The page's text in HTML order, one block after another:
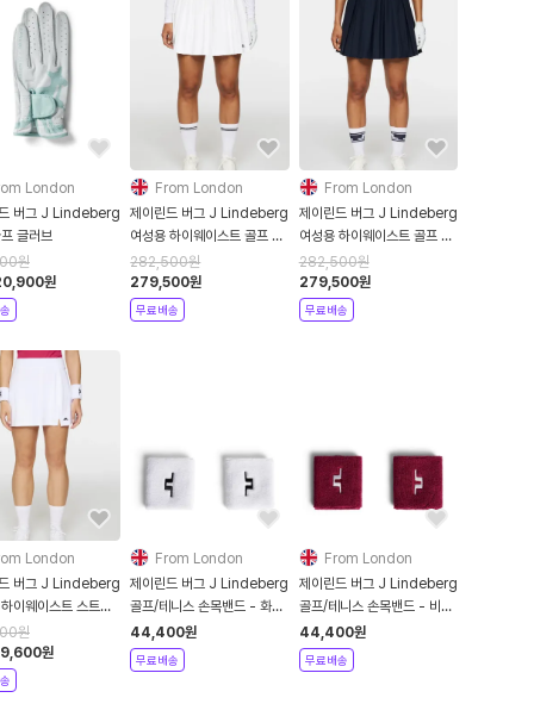
London
버그 J Lindeberg
글러브
원
원
From London
제이린드 버그 J Lindeberg
여성용 하이웨이스트 골프 스
커트 - 화이트
282,500원
279,500원
무료배송
From London
제이린드 버그 J Lindeberg
여성용 하이웨이스트 골프 스
커트 - 네이비
282,500원
279,500원
무료배송
London
버그 J Lindeberg
이웨이스트 스트레
테니스 스커트 - 화이
원
원
From London
제이린드 버그 J Lindeberg
골프/테니스 손목밴드 - 화이
트
44,400원
무료배송
From London
제이린드 버그 J Lindeberg
골프/테니스 손목밴드 - 비바
셔스
44,400원
무료배송